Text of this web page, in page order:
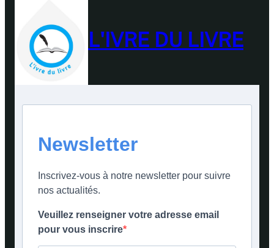
L'IVRE DU LIVRE
Newsletter
Inscrivez-vous à notre newsletter pour suivre
nos actualités.
Veuillez renseigner votre adresse email
pour vous inscrire